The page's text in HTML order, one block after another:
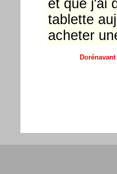
et que j'ai
tablette
acheter